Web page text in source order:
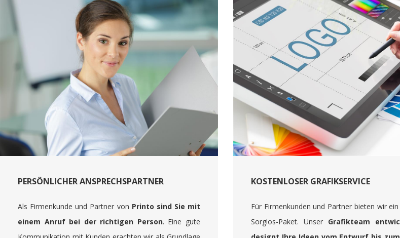
PERSÖNLICHER ANSPRECHSPARTNER
Als Firmenkunde und Partner von Printo sind Sie mit
einem Anruf bei der richtigen Person. Eine gute
KOSTENLOSER GRAFIKSERVICE
Für Firmenkunden und Partner bieten wir
Sorglos-Paket. Unser Grafikteam